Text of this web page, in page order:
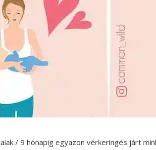
/ 9 hónapig egyazon vérkeringés járt